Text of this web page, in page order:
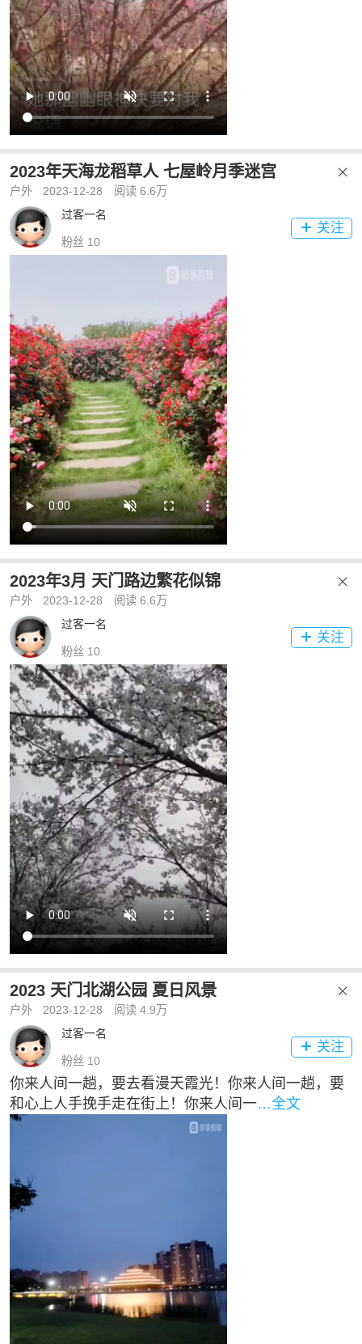
2023年天海龙稻草人 七屋岭月季迷宫 
户外 2023-12-28
阅读 6.6万
过客一名
粉丝 10
 关注
2023年3月 天门路边繁花似锦 
户外 2023-12-28
阅读 6.6万
过客一名
粉丝 10
 关注
2023 天门北湖公园 夏日风景 
户外 2023-12-28
阅读 4.9万
过客一名
粉丝 10
 关注
你来人间一趟，要去看漫天霞光！你来人间一趟，要
和心上人手挽手走在街上！你来人间一…全文